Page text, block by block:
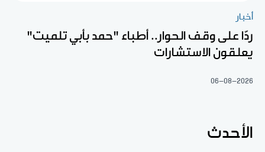
أخبار
ردّا على وقف الحوار.. أطباء "حمد بأبي تلميت"
يعلقون الاستشارات
06-08-2026
الأحدث